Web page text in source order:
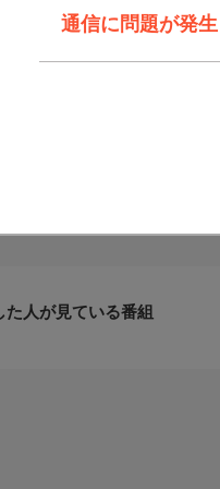
通信に問題が発
時は、変更となる場合がござ
人が見ている番組